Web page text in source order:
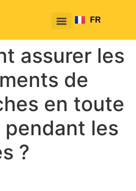
FR
EN
assurer les
de
en toute
les
?